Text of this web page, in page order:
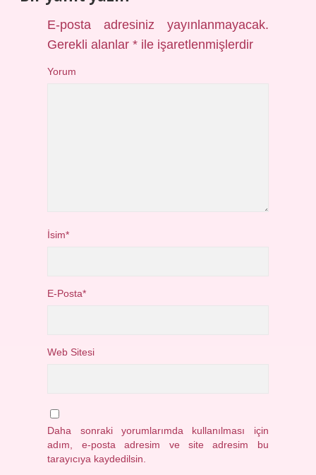
E-posta adresiniz yayınlanmayacak.
Gerekli alanlar* ile işaretlenmişlerdir
Yorum
İsim*
E-Posta*
Web Sitesi
Daha sonraki yorumlarımda kullanılması için
adım, e-posta adresim ve site adresim bu
tarayıcıya kaydedilsin.